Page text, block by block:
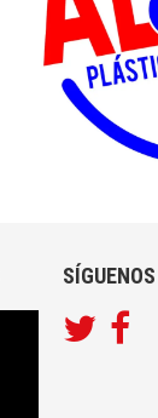
SÍGUENOS